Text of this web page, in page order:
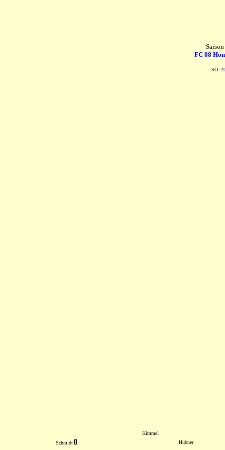
FC 08
SO.
Kimmel
Schmidt
Hubner